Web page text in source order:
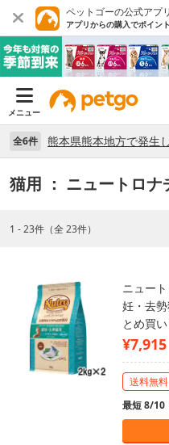
ペットゴーの公式アプリ
アプリからの購入でポイン
メニュー
全6件
猫用 ： ニュートロ
1 - 23件（全 23件）
ニュー
妊・去
とめ買い
¥7,915
送料無料
最短 8/10